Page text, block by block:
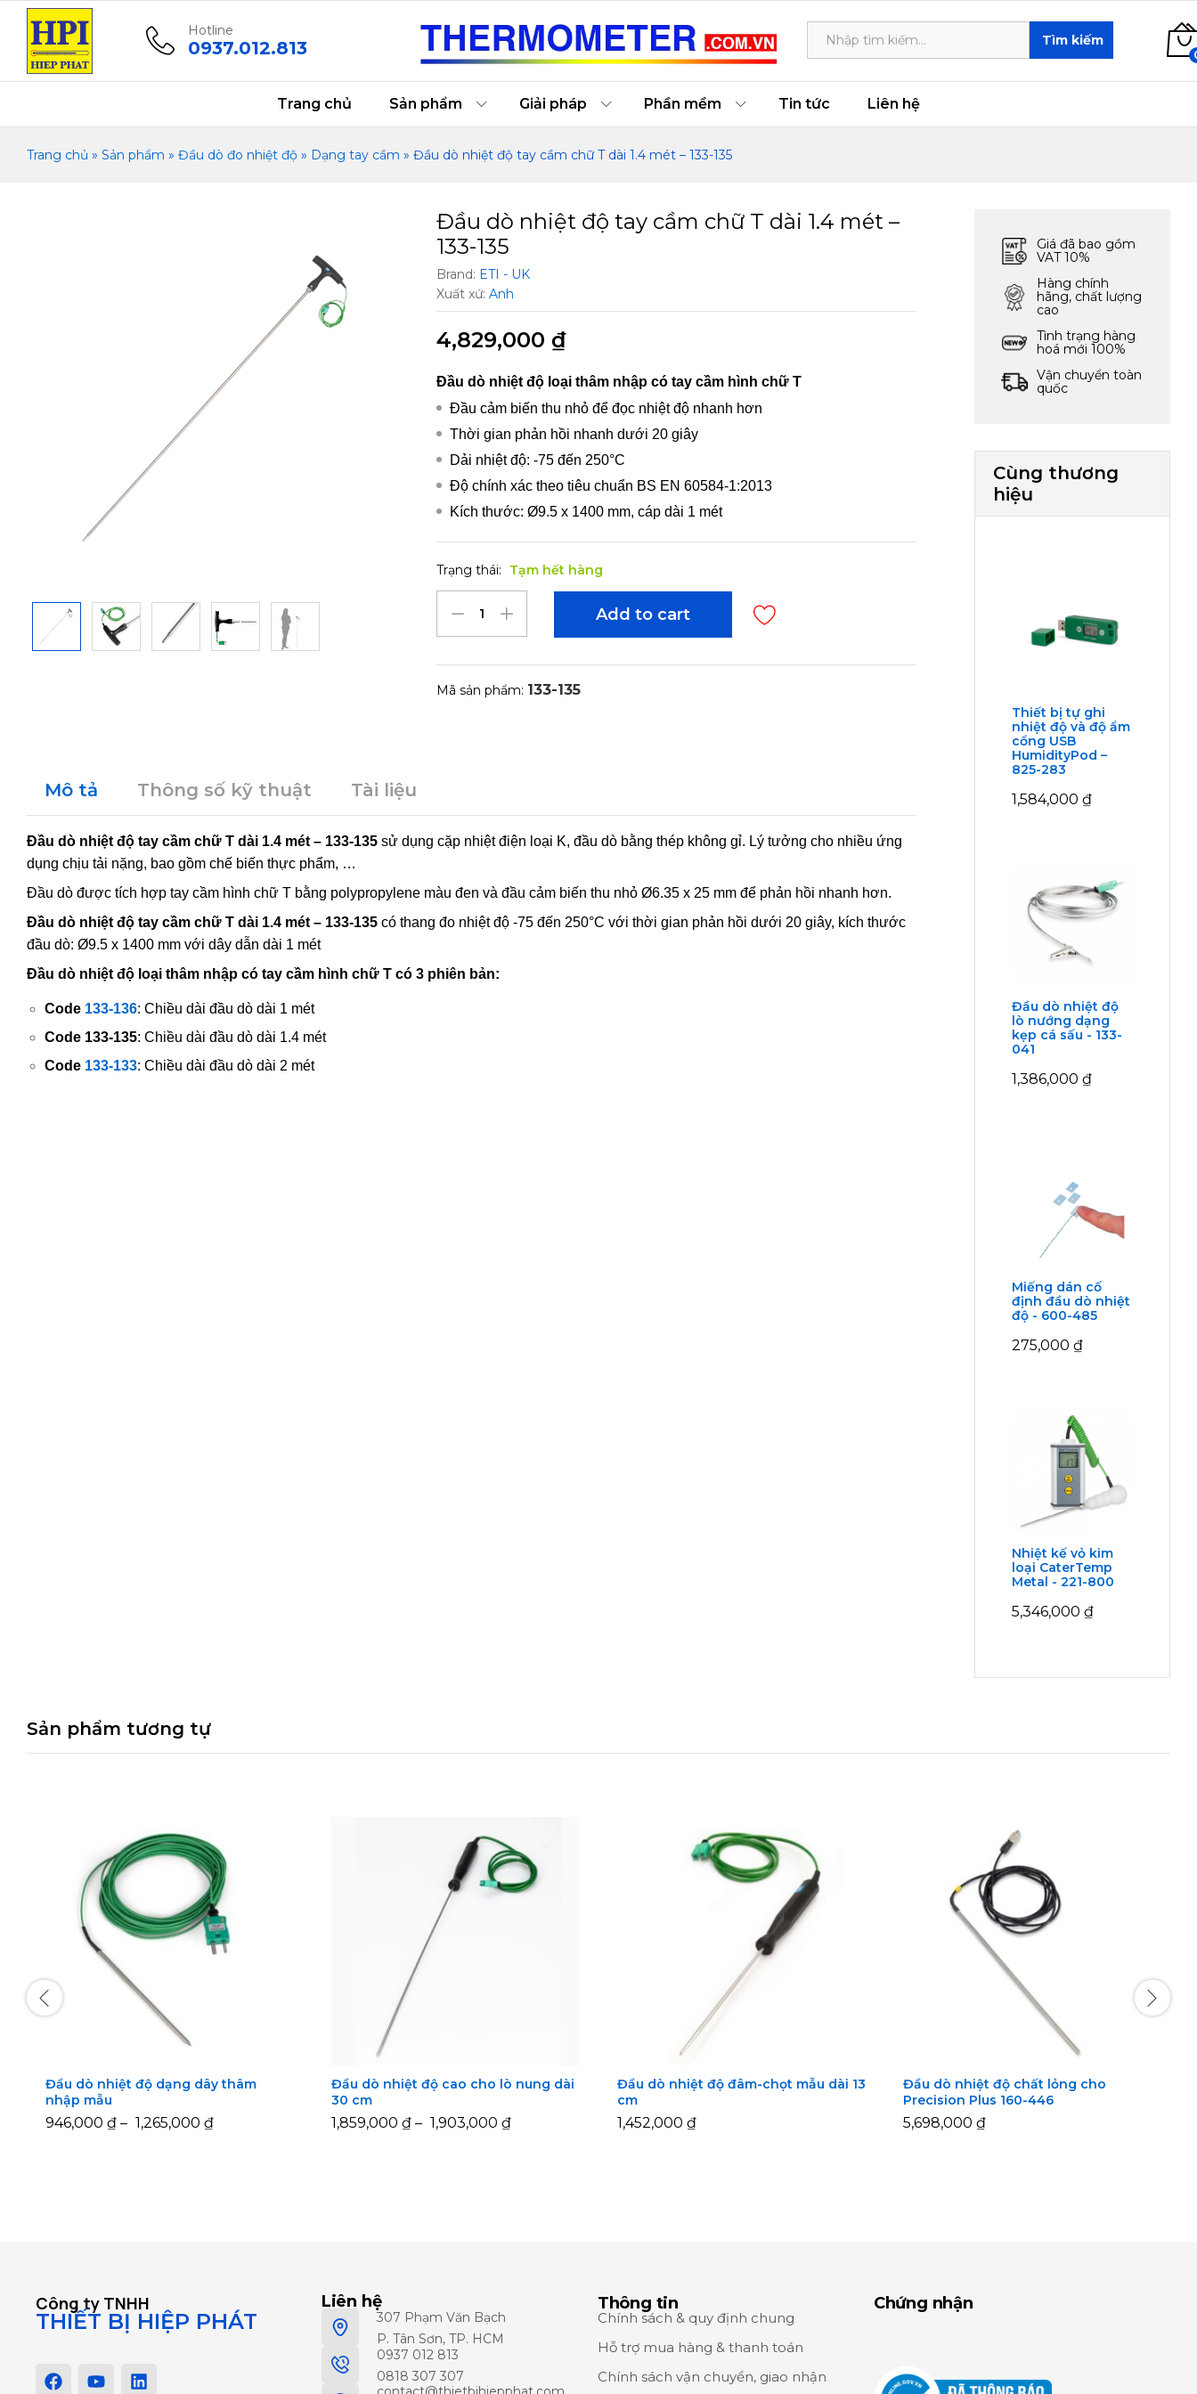
Hotline
0937.012.813 Tìm kiếm
Trang chủ Sản phẩm Giải pháp Phần mềm Tin tức Liên hệ
Trang chủ » Sản phẩm » Đầu dò đo nhiệt độ » Dạng tay cầm » Đầu dò nhiệt độ tay cầm chữ T dài 1.4 mét – 133-135
Đầu dò nhiệt độ tay cầm chữ T dài 1.4 mét –
133-135
Brand: ETI - UK
Xuất xứ: Anh
4,829,000 ₫
Đầu dò nhiệt độ loại thâm nhập có tay cầm hình chữ T
Đầu cảm biến thu nhỏ để đọc nhiệt độ nhanh hơn
Thời gian phản hồi nhanh dưới 20 giây
Dải nhiệt độ: -75 đến 250°C
Độ chính xác theo tiêu chuẩn BS EN 60584-1:2013
Kích thước: Ø9.5 x 1400 mm, cáp dài 1 mét
Trạng thái: Tạm hết hàng
Add to cart
Mã sản phẩm: 133-135
Mô tả Thông số kỹ thuật Tài liệu
Đầu dò nhiệt độ tay cầm chữ T dài 1.4 mét – 133-135 sử dụng cặp nhiệt điện loại K, đầu dò bằng thép không gỉ. Lý tưởng cho nhiều ứng
dụng chịu tải nặng, bao gồm chế biến thực phẩm, …
Đầu dò được tích hợp tay cầm hình chữ T bằng polypropylene màu đen và đầu cảm biến thu nhỏ Ø6.35 x 25 mm để phản hồi nhanh hơn.
Đầu dò nhiệt độ tay cầm chữ T dài 1.4 mét – 133-135 có thang đo nhiệt độ -75 đến 250°C với thời gian phản hồi dưới 20 giây, kích thước
đầu dò: Ø9.5 x 1400 mm với dây dẫn dài 1 mét
Đầu dò nhiệt độ loại thâm nhập có tay cầm hình chữ T có 3 phiên bản:
Code 133-136: Chiều dài đầu dò dài 1 mét
Code 133-135: Chiều dài đầu dò dài 1.4 mét
Code 133-133: Chiều dài đầu dò dài 2 mét
Giá đã bao gồm
VAT 10%
Hàng chính
hãng, chất lượng
cao
Tình trạng hàng
hoá mới 100%
Vận chuyển toàn
quốc
Cùng thương
hiệu
Thiết bị tự ghi
nhiệt độ và độ ẩm
cổng USB
HumidityPod –
825-283
1,584,000₫
Đầu dò nhiệt độ
lò nướng dạng
kẹp cá sấu - 133-
041
1,386,000₫
Miếng dán cố
định đầu dò nhiệt
độ - 600-485
275,000₫
Nhiệt kế vỏ kim
loại CaterTemp
Metal - 221-800
5,346,000₫
Sản phẩm tương tự
Đầu dò nhiệt độ dạng dây thâm
nhập mẫu
946,000 ₫ – 1,265,000 ₫
946,000 ₫ 1,265,000 ₫
Đầu dò nhiệt độ cao cho lò nung dài
30 cm
1,859,000 ₫ – 1,903,000 ₫
1,859,000 ₫ 1,903,000 ₫
Đầu dò nhiệt độ đâm-chọt mẫu dài 13
cm
1,452,000 ₫
1,452,000 ₫
Đầu dò nhiệt độ chất lỏng cho
Precision Plus 160-446
5,698,000 ₫
5,698,000 ₫
Công ty TNHH
THIẾT BỊ HIỆP PHÁT
Liên hệ
307 Phạm Văn Bạch
P. Tân Sơn, TP. HCM
0937 012 813
0818 307 307
Thông tin
Chính sách & quy định chung
Hỗ trợ mua hàng & thanh toán
Chính sách vận chuyển, giao nhận
Chứng nhận
Thông số kỹ thuật 4,829,000₫